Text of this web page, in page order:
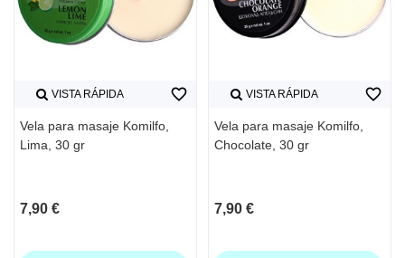
VISTA RÁPIDA
Vela para masaje Komilfo,
Lima, 30 gr
7,90 €
favorite_border VISTA RÁPIDA
Vela para masaje Komilfo,
Chocolate, 30 gr
7,90 €
favorite_border